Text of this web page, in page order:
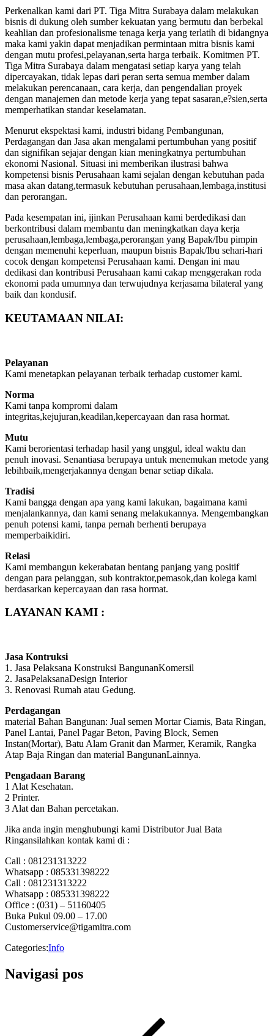
Perkenalkan kami dari PT. Tiga Mitra Surabaya dalam melakukan
bisnis di dukung oleh sumber kekuatan yang bermutu dan berbekal
keahlian dan profesionalisme tenaga kerja yang terlatih di bidangnya
maka kami yakin dapat menjadikan permintaan mitra bisnis kami
dengan mutu profesi,pelayanan,serta harga terbaik. Komitmen PT.
Tiga Mitra Surabaya dalam mengatasi setiap karya yang telah
dipercayakan, tidak lepas dari peran serta semua member dalam
melakukan perencanaan, cara kerja, dan pengendalian proyek
dengan manajemen dan metode kerja yang tepat sasaran,e?sien,serta
memperhatikan standar keselamatan.
Menurut ekspektasi kami, industri bidang Pembangunan,
Perdagangan dan Jasa akan mengalami pertumbuhan yang positif
dan signifikan sejajar dengan kian meningkatnya pertumbuhan
ekonomi Nasional. Situasi ini memberikan ilustrasi bahwa
kompetensi bisnis Perusahaan kami sejalan dengan kebutuhan pada
masa akan datang,termasuk kebutuhan perusahaan,lembaga,institusi
dan perorangan.
Pada kesempatan ini, ijinkan Perusahaan kami berdedikasi dan
berkontribusi dalam membantu dan meningkatkan daya kerja
perusahaan,lembaga,lembaga,perorangan yang Bapak/Ibu pimpin
dengan memenuhi keperluan, maupun bisnis Bapak/Ibu sehari-hari
cocok dengan kompetensi Perusahaan kami. Dengan ini mau
dedikasi dan kontribusi Perusahaan kami cakap menggerakan roda
ekonomi pada umumnya dan terwujudnya kerjasama bilateral yang
baik dan kondusif.
KEUTAMAAN NILAI:
Pelayanan
Kami menetapkan pelayanan terbaik terhadap customer kami.
Norma
Kami tanpa kompromi dalam
integritas,kejujuran,keadilan,kepercayaan dan rasa hormat.
Mutu
Kami berorientasi terhadap hasil yang unggul, ideal waktu dan
penuh inovasi. Senantiasa berupaya untuk menemukan metode yang
lebihbaik,mengerjakannya dengan benar setiap dikala.
Tradisi
Kami bangga dengan apa yang kami lakukan, bagaimana kami
menjalankannya, dan kami senang melakukannya. Mengembangkan
penuh potensi kami, tanpa pernah berhenti berupaya
memperbaikidiri.
Relasi
Kami membangun kekerabatan bentang panjang yang positif
dengan para pelanggan, sub kontraktor,pemasok,dan kolega kami
berdasarkan kepercayaan dan rasa hormat.
LAYANAN KAMI :
Jasa Kontruksi
1. Jasa Pelaksana Konstruksi BangunanKomersil
2. JasaPelaksanaDesign Interior
3. Renovasi Rumah atau Gedung.
Perdagangan
material Bahan Bangunan: Jual semen Mortar Ciamis, Bata Ringan,
Panel Lantai, Panel Pagar Beton, Paving Block, Semen
Instan(Mortar), Batu Alam Granit dan Marmer, Keramik, Rangka
Atap Baja Ringan dan material BangunanLainnya.
Pengadaan Barang
1 Alat Kesehatan.
2 Printer.
3 Alat dan Bahan percetakan.
Jika anda ingin menghubungi kami Distributor Jual Bata
Ringansilahkan kontak kami di :
Call : 081231313222
Whatsapp : 085331398222
Call : 081231313222
Whatsapp : 085331398222
Office : (031) – 51160405
Buka Pukul 09.00 – 17.00
Customerservice@tigamitra.com
Categories:Info
Navigasi pos